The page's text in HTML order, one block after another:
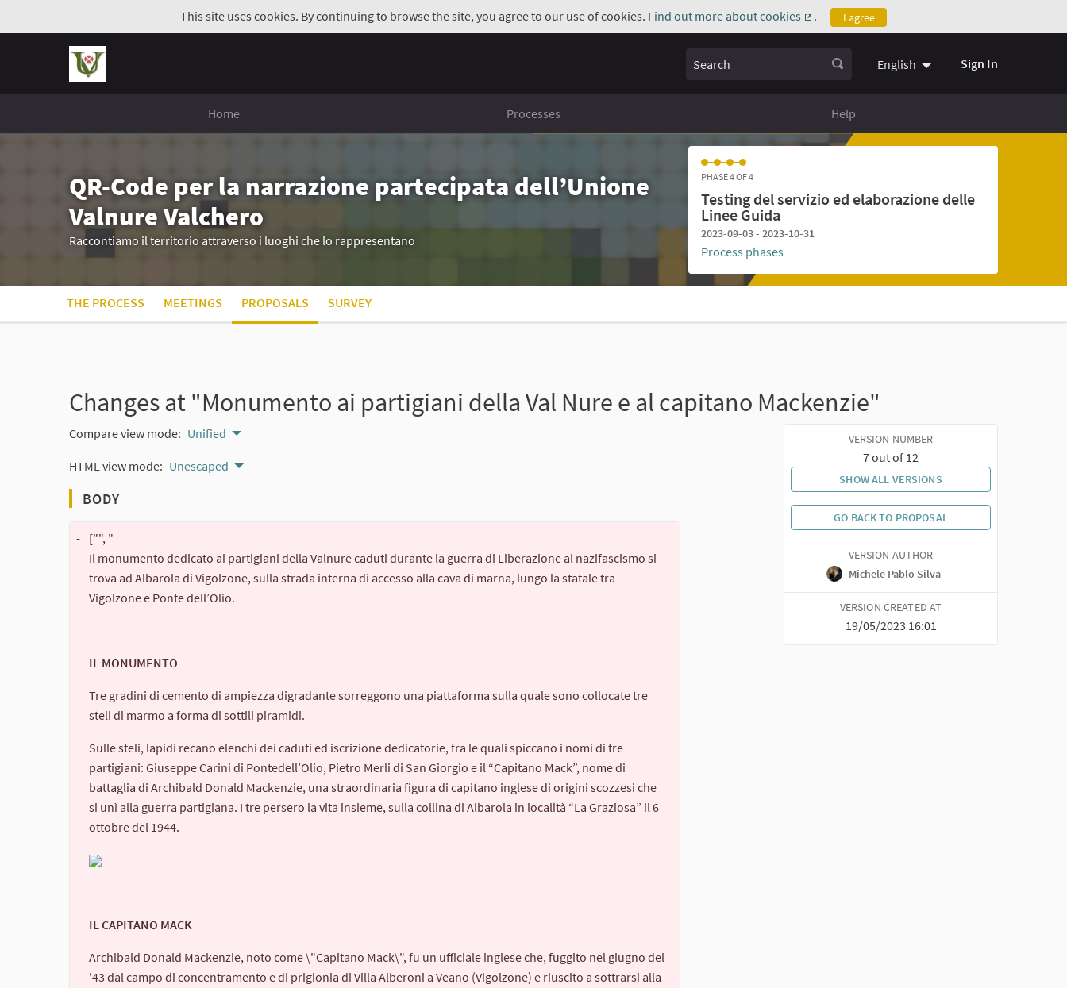
This site uses cookies. By continuing to browse the site, you agree to our use of cookies. Find out more about cookies
(External link)
. I agree
Search English Sign In
Home Processes Help
QR-Code per la narrazione partecipata dell’Unione
Valnure Valchero
Raccontiamo il territorio attraverso i luoghi che lo rappresentano
PHASE 4 OF 4
Testing del servizio ed elaborazione delle
Linee Guida
2023-09-03 - 2023-10-31
Process phases
THE PROCESS MEETINGS PROPOSALS SURVEY
Changes at "Monumento ai partigiani della Val Nure e al capitano Mackenzie"
Compare view mode: Unified
HTML view mode: Unescaped
BODY
- ["", "
Il monumento dedicato ai partigiani della Valnure caduti durante la guerra di Liberazione al nazifascismo si
trova ad Albarola di Vigolzone, sulla strada interna di accesso alla cava di marna, lungo la statale tra
Vigolzone e Ponte dell’Olio.
IL MONUMENTO
Tre gradini di cemento di ampiezza digradante sorreggono una piattaforma sulla quale sono collocate tre
steli di marmo a forma di sottili piramidi.
Sulle steli, lapidi recano elenchi dei caduti ed iscrizione dedicatorie, fra le quali spiccano i nomi di tre
partigiani: Giuseppe Carini di Pontedell’Olio, Pietro Merli di San Giorgio e il “Capitano Mack”, nome di
battaglia di Archibald Donald Mackenzie, una straordinaria figura di capitano inglese di origini scozzesi che
si unì alla guerra partigiana. I tre persero la vita insieme, sulla collina di Albarola in località “La Graziosa” il 6
ottobre del 1944.
IL CAPITANO MACK
Archibald Donald Mackenzie, noto come \"Capitano Mack\", fu un ufficiale inglese che, fuggito nel giugno del
'43 dal campo di concentramento e di prigionia di Villa Alberoni a Veano (Vigolzone) e riuscito a sottrarsi alla
VERSION NUMBER
7 out of 12
SHOW ALL VERSIONS
GO BACK TO PROPOSAL
VERSION AUTHOR
Michele Pablo Silva
VERSION CREATED AT
19/05/2023 16:01